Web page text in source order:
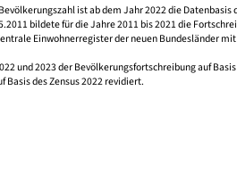
ist ab dem Jahr 2022 die Datenbasis
bildete für die Jahre 2011 bis 2021 die
Einwohnerregister der neuen Bundesländer
und 2023 der Bevölkerungsfortschreibung auf
des Zensus 2022 revidiert.